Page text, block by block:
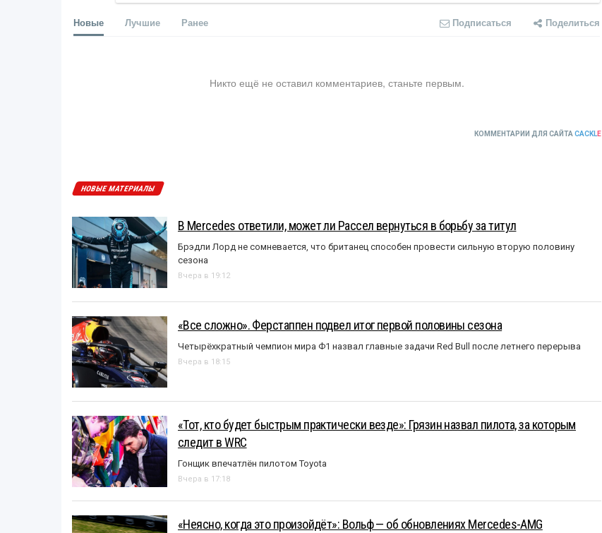
Новые Лучшие Ранее Подписаться Поделиться
Никто ещё не оставил комментариев, станьте первым.
КОММЕНТАРИИ ДЛЯ САЙТА CACKLE
НОВЫЕ МАТЕРИАЛЫ
В Mercedes ответили, может ли Рассел вернуться в борьбу за титул
Брэдли Лорд не сомневается, что британец способен провести сильную вторую половину
сезона
Вчера в 19:12
«Все сложно». Ферстаппен подвел итог первой половины сезона
Четырёхкратный чемпион мира Ф1 назвал главные задачи Red Bull после летнего перерыва
Вчера в 18:15
«Тот, кто будет быстрым практически везде»: Грязин назвал пилота, за которым
следит в WRC
Гонщик впечатлён пилотом Toyota
Вчера в 17:18
«Неясно, когда это произойдёт»: Вольф — об обновлениях Mercedes-AMG